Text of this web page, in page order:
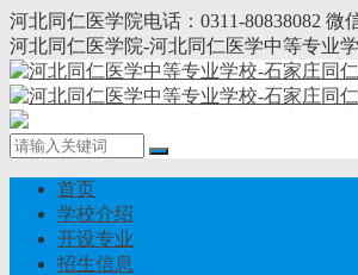
河北同仁医学院电话：0311-80838082 微
河北同仁医学院-河北同仁医学中等专业
首页
学校介绍
开设专业
招生信息